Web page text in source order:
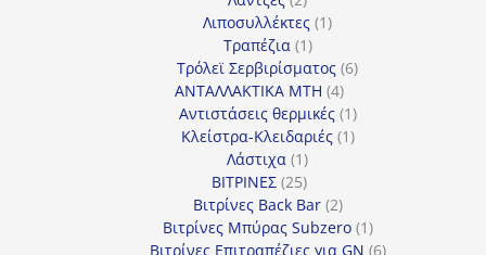
προϊόντα
Λιποσυλλέκτες 11
Τραπέζια 11
προϊόν
Τρόλεϊ Σερβιρίσματος 66
ΑΝΤΑΛΛΑΚΤΙΚΑ MTH 44
προϊόντα
Αντιστάσεις θερμικές 11
προϊόν
Κλείστρα-Κλειδαριές 11
Λάστιχα 11
προϊόν
ΒΙΤΡΙΝΕΣ 2525
προϊόντα
Βιτρίνες Back Bar 22
προϊόντα
Βιτρίνες Mπύρας Subzero 11
προϊόν
Βιτρίνες Επιτραπέζιες για GN 66